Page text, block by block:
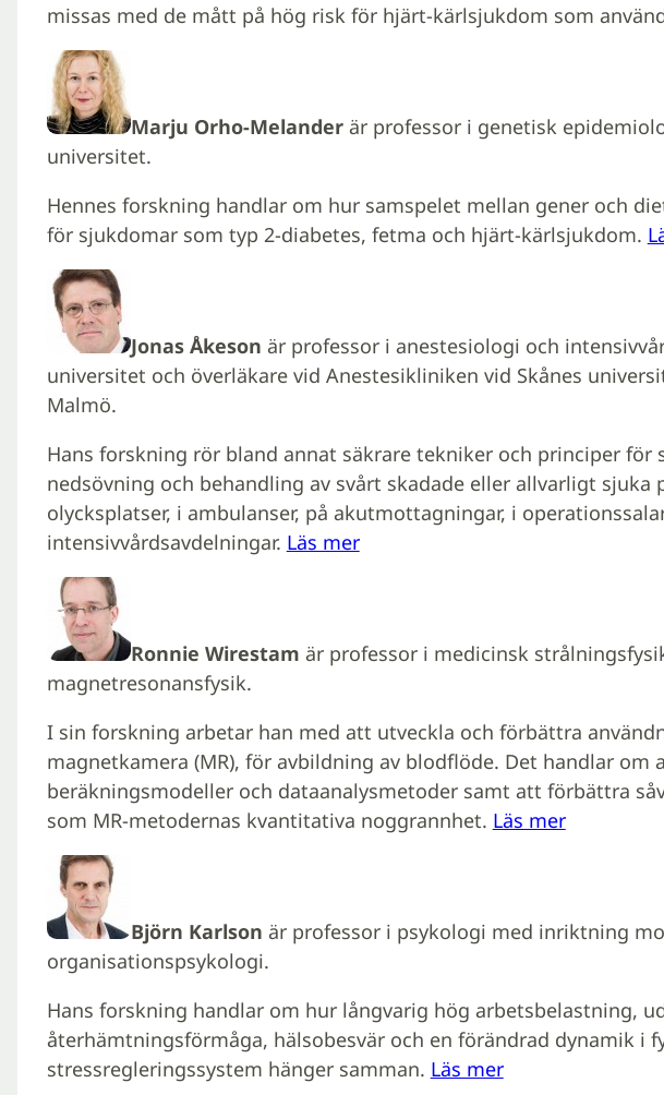
missas med de mått på hög risk för hjärt-kärlsjukdom som
Marju Orho-Melanderär professor i genetisk
universitet.
Hennes forskning handlar om hur samspelet mellan gener och
för sjukdomar som typ 2-diabetes, fetma och hjärt-kärlsjukdom.
Jonas Åkeson är professor i anestesiologi och
universitet och överläkare vid Anestesikliniken vid Skånes
Malmö.
Hans forskning rör bland annat säkrare tekniker och principer för
nedsövning och behandling av svårt skadade eller allvarligt sjuka
olycksplatser, i ambulanser, på akutmottagningar, i
intensivvårdsavdelningar. Läs mer
Ronnie Wirestam är professor i medicinsk
magnetresonansfysik.
I sin forskning arbetar han med att utveckla och förbättra
magnetkamera (MR), för avbildning av blodflöde. Det handlar om
beräkningsmodeller och dataanalysmetoder samt att förbättra
som MR-metodernas kvantitativa noggrannhet. Läs mer
Björn Karlson är professor i psykologi med inriktning
organisationspsykologi.
Hans forskning handlar om hur långvarig hög arbetsbelastning,
återhämtningsförmåga, hälsobesvär och en förändrad dynamik i
stressregleringssystem hänger samman. Läs mer